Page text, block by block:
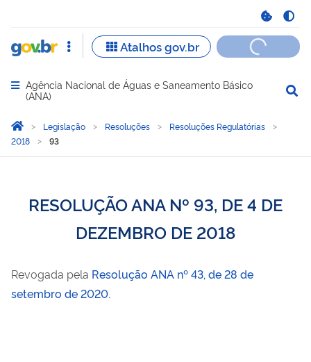
Abrir menu principal de navegação
Agência Nacional de Águas e Saneamento Básico
(ANA)
Você está aqui:
Página Inicial
Legislação Resoluções
Resoluções Regulatórias
2018
93
RESOLUÇÃO ANA Nº 93, DE 4 DE
DEZEMBRO DE 2018
Revogada pela Resolução ANA nº 43, de 28 de
setembro de 2020.